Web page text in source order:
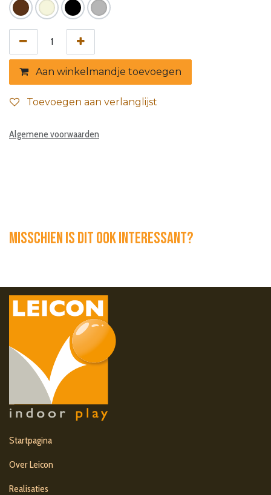
Aan winkelmandje toevoegen
Toevoegen aan verlanglijst
Algemene voorwaarden
Misschien is dit ook interessant?
Startpagina
Over Leicon
Realisaties